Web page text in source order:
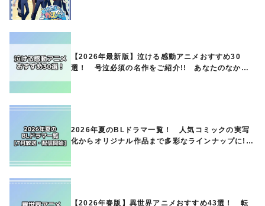
【2026年最新版】泣ける感動アニメおすすめ30
選！ 号泣必須の名作をご紹介!! あなたのなかの
2026年夏のBLドラマ一覧！ 人気コミックの実写
化からオリジナル作品まで多彩なラインナップに!!
【2026年春版】異世界アニメおすすめ43選！ 転